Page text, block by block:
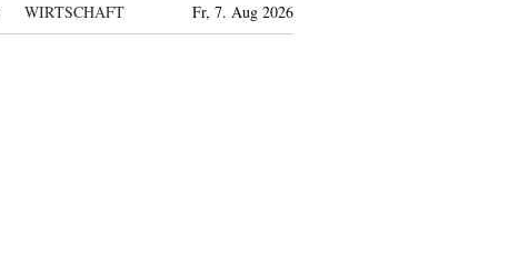
WIRTSCHAFT Fr, 7. Aug 2026